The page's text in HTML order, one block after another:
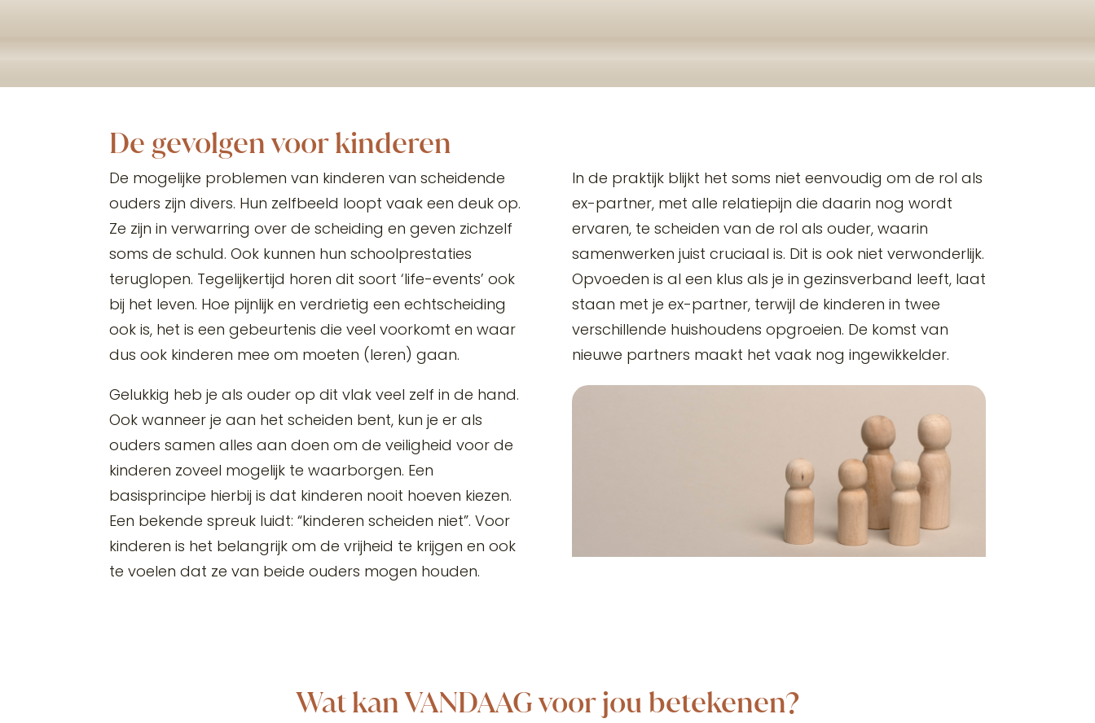
De gevolgen voor kinderen
De mogelijke problemen van kinderen van scheidende
ouders zijn divers. Hun zelfbeeld loopt vaak een deuk op.
Ze zijn in verwarring over de scheiding en geven zichzelf
soms de schuld. Ook kunnen hun schoolprestaties
teruglopen. Tegelijkertijd horen dit soort ‘life-events’ ook
bij het leven. Hoe pijnlijk en verdrietig een echtscheiding
ook is, het is een gebeurtenis die veel voorkomt en waar
dus ook kinderen mee om moeten (leren) gaan.
Gelukkig heb je als ouder op dit vlak veel zelf in de hand.
Ook wanneer je aan het scheiden bent, kun je er als
ouders samen alles aan doen om de veiligheid voor de
kinderen zoveel mogelijk te waarborgen. Een
basisprincipe hierbij is dat kinderen nooit hoeven kiezen.
Een bekende spreuk luidt: “kinderen scheiden niet”. Voor
kinderen is het belangrijk om de vrijheid te krijgen en ook
te voelen dat ze van beide ouders mogen houden.
In de praktijk blijkt het soms niet eenvoudig om de rol als
ex-partner, met alle relatiepijn die daarin nog wordt
ervaren, te scheiden van de rol als ouder, waarin
samenwerken juist cruciaal is. Dit is ook niet verwonderlijk.
Opvoeden is al een klus als je in gezinsverband leeft, laat
staan met je ex-partner, terwijl de kinderen in twee
verschillende huishoudens opgroeien. De komst van
nieuwe partners maakt het vaak nog ingewikkelder.
Wat kan VANDAAG voor jou betekenen?